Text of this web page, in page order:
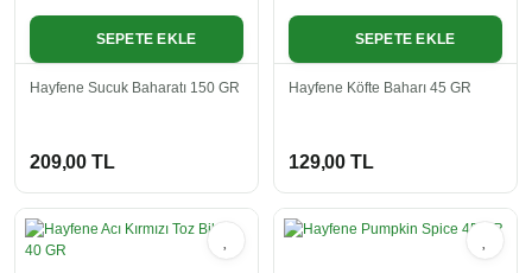
SEPETE EKLE
Hayfene Sucuk Baharatı 150 GR
209,00 TL
SEPETE EKLE
Hayfene Köfte Baharı 45 GR
129,00 TL